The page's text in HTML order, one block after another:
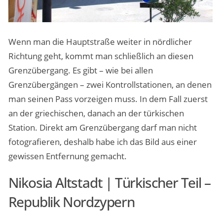
Wenn man die Hauptstraße weiter in nördlicher
Richtung geht, kommt man schließlich an diesen
Grenzübergang. Es gibt – wie bei allen
Grenzübergängen – zwei Kontrollstationen, an denen
man seinen Pass vorzeigen muss. In dem Fall zuerst
an der griechischen, danach an der türkischen
Station. Direkt am Grenzübergang darf man nicht
fotografieren, deshalb habe ich das Bild aus einer
gewissen Entfernung gemacht.
Nikosia Altstadt | Türkischer Teil –
Republik Nordzypern